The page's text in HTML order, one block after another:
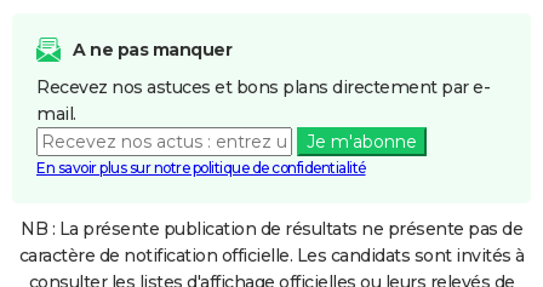
A ne pas manquer
Recevez nos astuces et bons plans directement par e-
mail.
Je m'abonne
En savoir plus sur notre politique de confidentialité
NB : La présente publication de résultats ne présente pas de
caractère de notification officielle. Les candidats sont invités à
consulter les listes d'affichage officielles ou leurs relevés de